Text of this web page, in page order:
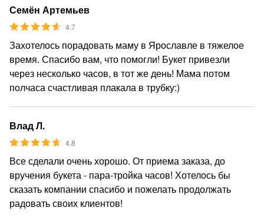
Семён Артемьев
4.7
Захотелось порадовать маму в Ярославле в тяжелое
время. Спасибо вам, что помогли! Букет привезли
через несколько часов, в тот же день! Мама потом
полчаса счастливая плакала в трубку:)
Влад Л.
4.8
Все сделали очень хорошо. От приема заказа, до
вручения букета - пара-тройка часов! Хотелось бы
сказать компании спасибо и пожелать продолжать
радовать своих клиентов!